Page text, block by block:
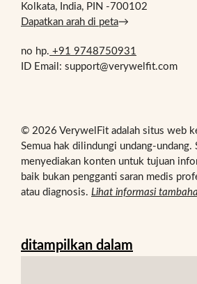
Kolkata, India, PIN -700102
Dapatkan arah di peta→
no hp. +91 9748750931
ID Email: support@verywelfit.com
© 2026 VerywelFit adalah situs web
Semua hak dilindungi undang-undang.
menyediakan konten untuk tujuan
baik bukan pengganti saran medis
atau diagnosis. Lihat informasi
ditampilkan dalam